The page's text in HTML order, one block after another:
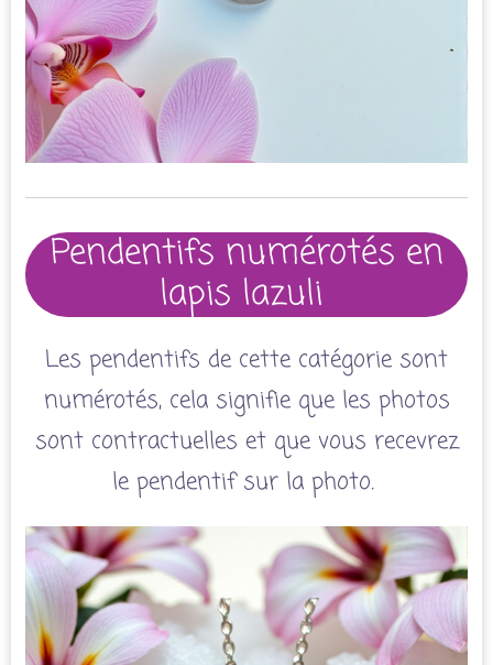
Pendentifs numérotés en
lapis lazuli
Les pendentifs de cette catégorie sont
numérotés, cela signifie que les photos
sont contractuelles et que vous recevrez
le pendentif sur la photo.